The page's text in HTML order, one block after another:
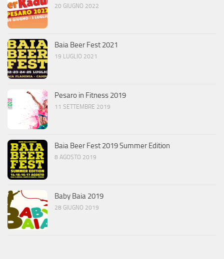
20 GIUGNO 2022
Baia Beer Fest 2021
19 LUGLIO 2021
Pesaro in Fitness 2019
11 SETTEMBRE 2019
Baia Beer Fest 2019 Summer Edition
8 AGOSTO 2019
Baby Baia 2019
28 GIUGNO 2019